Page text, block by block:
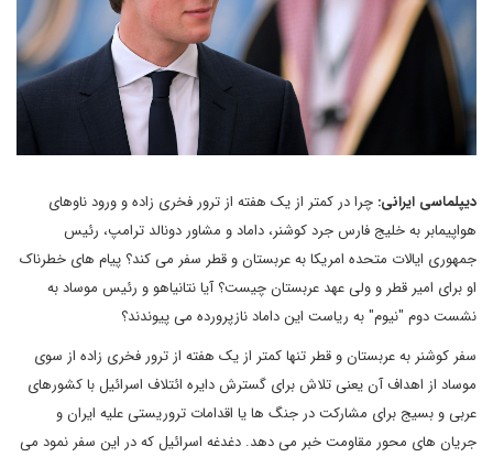
دیپلماسی ایرانی: چرا در کمتر از یک هفته از ترور فخری زاده و ورود ناوهای
هواپیمابر به خلیج فارس جرد کوشنر، داماد و مشاور دونالد ترامپ، رئیس
جمهوری ایالات متحده امریکا به عربستان و قطر سفر می کند؟ پیام های خطرناک
او برای امیر قطر و ولی عهد عربستان چیست؟ آیا نتانیاهو و رئیس موساد به
نشست دوم "نیوم" به ریاست این داماد نازپرورده می پیوندند؟
سفر کوشنر به عربستان و قطر تنها کمتر از یک هفته از ترور فخری زاده از سوی
موساد از اهداف آن یعنی تلاش برای گسترش دایره ائتلاف اسرائیل با کشورهای
عربی و بسیج برای مشارکت در جنگ ها یا اقدامات تروریستی علیه ایران و
جریان های محور مقاومت خبر می دهد. دغدغه اسرائیل که در این سفر نمود می